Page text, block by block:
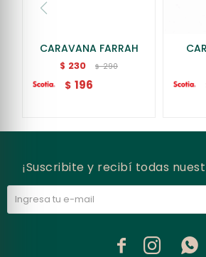
CARAVANA FARRAH
$ 230 $ 290
$ 196
¡Suscribite y recibí todas
  